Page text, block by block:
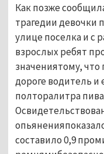
Как позже
трагедии девочки
улице поселка и с
взрослых ребят
значениятому, что
дороге водитель и
полторалитра
составило 0,9